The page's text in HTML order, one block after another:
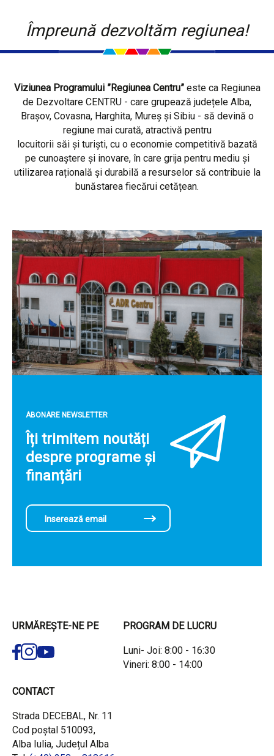
Împreună dezvoltăm regiunea!
Viziunea Programului ”Regiunea Centru”este ca Regiunea
de Dezvoltare CENTRU - care grupează județele Alba,
Brașov, Covasna, Harghita, Mureș și Sibiu - să devină o
regiune mai curată, atractivă pentru
locuitorii săi și turiști, cu o economie competitivă bazată
pe cunoaștere și inovare, în care grija pentru mediu și
utilizarea rațională și durabilă a resurselor să contribuie la
bunăstarea fiecărui cetățean.
ABONARE NEWSLETTER
Îți trimitem noutăți
despre programe și
finanțări
URMĂREȘTE-NE PE PROGRAM DE LUCRU
Luni- Joi: 8:00 - 16:30
Vineri: 8:00 - 14:00
CONTACT
Strada DECEBAL, Nr. 11
Cod poștal 510093,
Alba Iulia, Județul Alba